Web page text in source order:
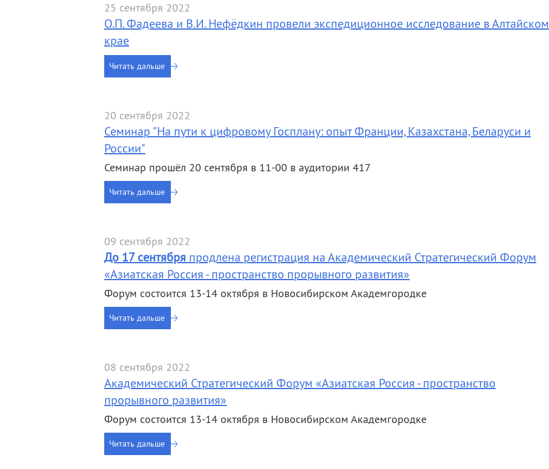
25 сентября 2022
О.П. Фадеева и В.И. Нефёдкин провели экспедиционное исследование в Алтайском
крае
Читать дальше
20 сентября 2022
Семинар "На пути к цифровому Госплану: опыт Франции, Казахстана, Беларуси и
России"
Семинар прошёл 20 сентября в 11-00 в аудитории 417
Читать дальше
09 сентября 2022
До 17 сентября продлена регистрация на Академический Стратегический Форум
«Азиатская Россия - пространство прорывного развития»
Форум состоится 13-14 октября в Новосибирском Академгородке
Читать дальше
08 сентября 2022
Академический Стратегический Форум «Азиатская Россия - пространство
прорывного развития»
Форум состоится 13-14 октября в Новосибирском Академгородке
Читать дальше